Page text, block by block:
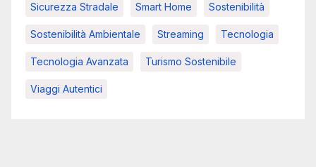
Sicurezza Stradale Smart Home Sostenibilità
Sostenibilità Ambientale Streaming Tecnologia
Tecnologia Avanzata Turismo Sostenibile
Viaggi Autentici